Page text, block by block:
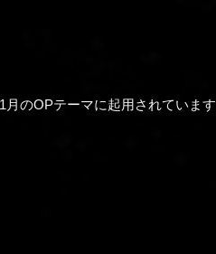
月のOPテーマに起用されています